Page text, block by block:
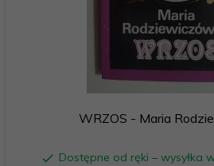
WRZOS - Maria
Dostępne od ręki – wysyłka